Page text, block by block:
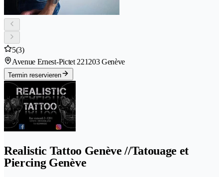
5(3)
Avenue Ernest-Pictet 221203 Genève
Termin reservieren
Realistic Tattoo Genève //Tatouage et
Piercing Genève